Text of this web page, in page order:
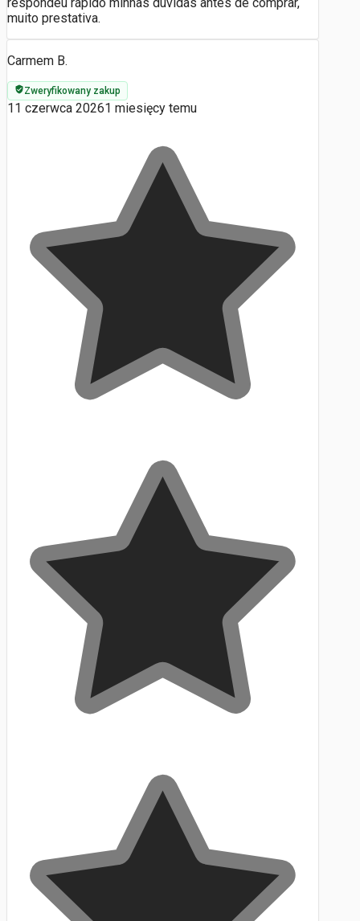
muito prestativa.
Carmem B.
Zweryfikowany zakup
11 czerwca 20261 miesięcy temu